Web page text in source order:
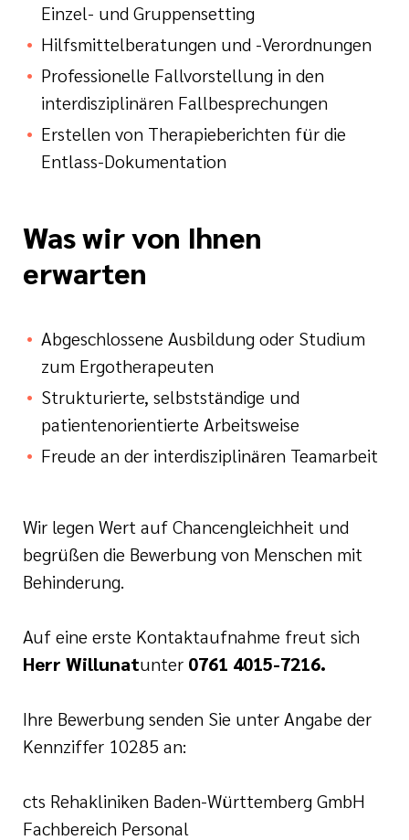
Einzel- und Gruppensetting
Hilfsmittelberatungen und -Verordnungen
Professionelle Fallvorstellung in den
interdisziplinären Fallbesprechungen
Erstellen von Therapieberichten für die
Entlass-Dokumentation
Was wir von Ihnen
erwarten
Abgeschlossene Ausbildung oder Studium
zum Ergotherapeuten
Strukturierte, selbstständige und
patientenorientierte Arbeitsweise
Freude an der interdisziplinären Teamarbeit
Wir legen Wert auf Chancengleichheit und
begrüßen die Bewerbung von Menschen mit
Behinderung.
Auf eine erste Kontaktaufnahme freut sich
Herr Willunatunter 0761 4015-7216.
Ihre Bewerbung senden Sie unter Angabe der
Kennziffer 10285 an:
cts Rehakliniken Baden-Württemberg GmbH
Fachbereich Personal